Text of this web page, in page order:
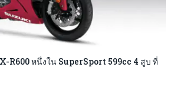
R600 หนึ่งใน SuperSport 599cc 4 สูบ ที่